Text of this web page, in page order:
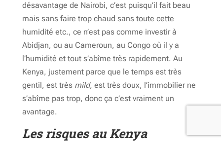
désavantage de Nairobi, c’est puisqu’il fait beau
mais sans faire trop chaud sans toute cette
humidité etc., ce n’est pas comme investir à
Abidjan, ou au Cameroun, au Congo où il y a
l’humidité et tout s’abîme très rapidement. Au
Kenya, justement parce que le temps est très
gentil, est très mild, est très doux, l’immobilier ne
s’abîme pas trop, donc ça c’est vraiment un
avantage.
Les risques au Kenya